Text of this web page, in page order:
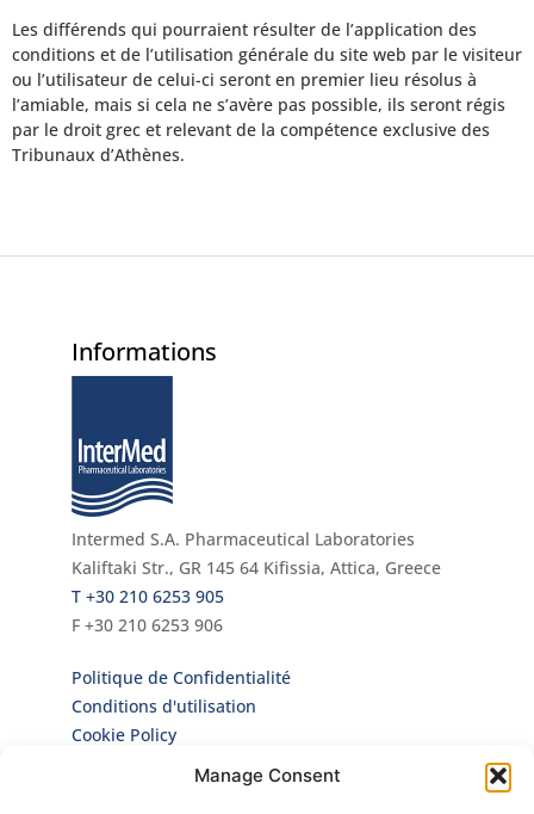
Manage Consent
Les différends qui pourraient résulter de l’application des
conditions et de l’utilisation générale du site web par le visiteur
ou l’utilisateur de celui-ci seront en premier lieu résolus à
l’amiable, mais si cela ne s’avère pas possible, ils seront régis
par le droit grec et relevant de la compétence exclusive des
Tribunaux d’Athènes.
Informations
Intermed S.A. Pharmaceutical Laboratories
Kaliftaki Str., GR 145 64 Κifissia, Attica, Greece
Τ +30 210 6253 905
F +30 210 6253 906
Politique de Confidentialité
Conditions d'utilisation
Cookie Policy